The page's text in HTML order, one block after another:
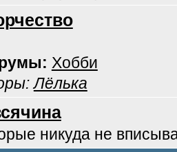
Хобби
Лёлька
никуда не